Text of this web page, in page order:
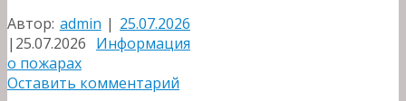
Автор: admin | 25.07.2026
| 25.07.2026 Информация
о пожарах
Оставить комментарий